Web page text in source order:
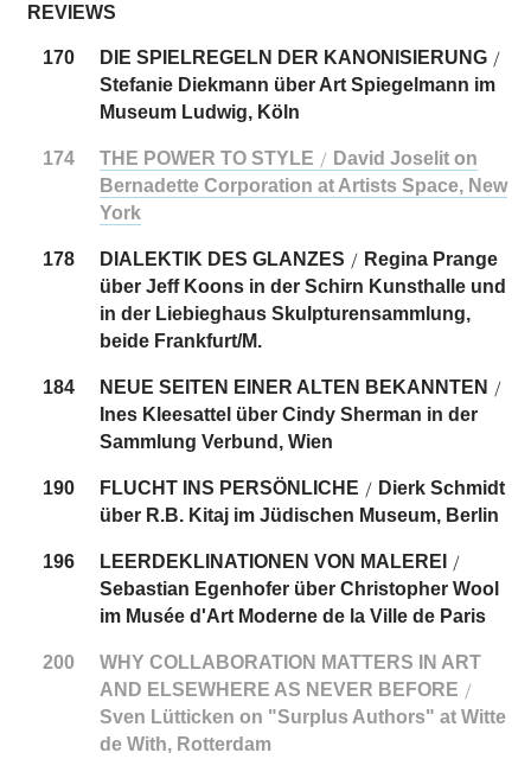
REVIEWS
170 DIE SPIELREGELN DER KANONISIERUNG/
Stefanie Diekmann über Art Spiegelmann im
Museum Ludwig, Köln
174 THE POWER TO STYLE / David Joselit on
Bernadette Corporation at Artists Space, New
York
178 DIALEKTIK DES GLANZES / Regina Prange
über Jeff Koons in der Schirn Kunsthalle und
in der Liebieghaus Skulpturensammlung,
beide Frankfurt/M.
184 NEUE SEITEN EINER ALTEN BEKANNTEN /
Ines Kleesattel über Cindy Sherman in der
Sammlung Verbund, Wien
190 FLUCHT INS PERSÖNLICHE / Dierk Schmidt
über R.B. Kitaj im Jüdischen Museum, Berlin
196 LEERDEKLINATIONEN VON MALEREI /
Sebastian Egenhofer über Christopher Wool
im Musée d'Art Moderne de la Ville de Paris
200
WHY COLLABORATION MATTERS IN ART
AND ELSEWHERE AS NEVER BEFORE /
Sven Lütticken on "Surplus Authors" at Witte
de With, Rotterdam